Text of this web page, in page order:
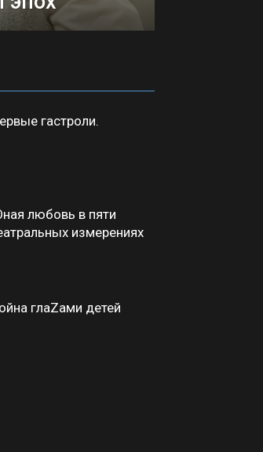
гастроли.
любовь в пяти
измерениях
глаZами детей